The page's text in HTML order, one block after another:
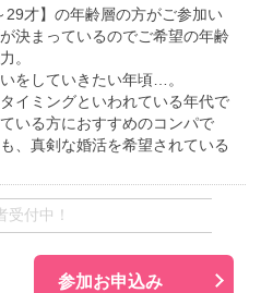
才】の年齢層の方がご参加い
決まっているのでご希望の年齢
。
をしていきたい年頃…。
イミングといわれている年代で
いる方におすすめのコンパで
、真剣な婚活を希望されている
受付中！
参加お申込み